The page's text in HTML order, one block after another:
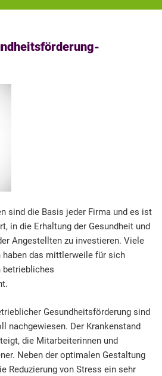
sind die Basis jeder Firma und es ist
in die Erhaltung der Gesundheit und
Angestellten zu investieren. Viele
das mittlerweile für sich
betriebliches
Gesundheitsförderung sind
nachgewiesen. Der Krankenstand
die Mitarbeiterinnen und
Neben der optimalen Gestaltung
Reduzierung von Stress ein sehr